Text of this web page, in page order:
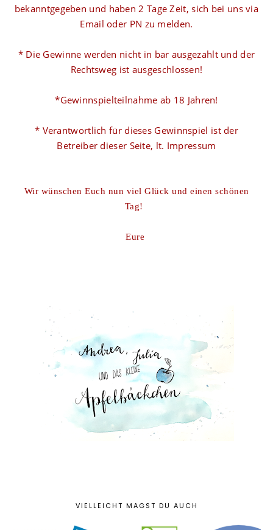
bekanntgegeben und haben 2 Tage Zeit, sich bei uns via
Email oder PN zu melden.
* Die Gewinne werden nicht in bar ausgezahlt und der
Rechtsweg ist ausgeschlossen!
*Gewinnspielteilnahme ab 18 Jahren!
* Verantwortlich für dieses Gewinnspiel ist der
Betreiber dieser Seite, lt. Impressum
Wir wünschen Euch nun viel Glück und einen schönen
Tag!
Eure
VIELLEICHT MAGST DU AUCH